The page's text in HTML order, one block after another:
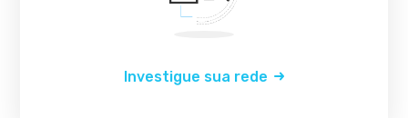
Investigue sua rede